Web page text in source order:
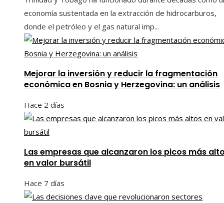
economía sustentada en la extracción de hidrocarburos,
donde el petróleo y el gas natural imp...
Mejorar la inversión y reducir la fragmentación
económica en Bosnia y Herzegovina: un análisis
Hace 2 días
Las empresas que alcanzaron los picos más
en valor bursátil
Hace 7 días